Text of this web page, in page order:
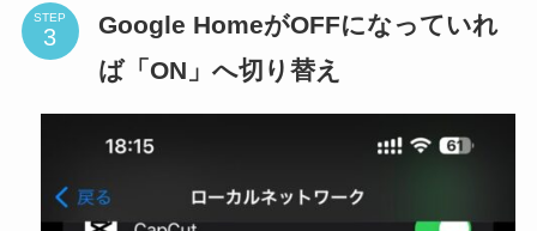
STEP
Google HomeがOFFになっていれ
ば「ON」へ切り替え